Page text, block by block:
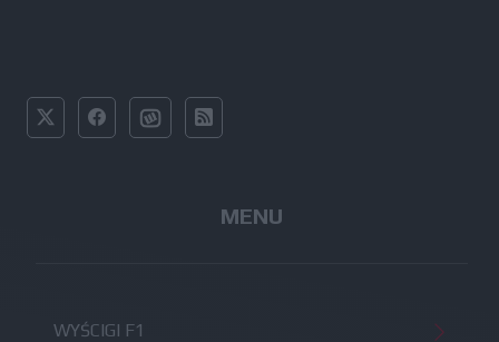
MENU
WYŚCIGI F1